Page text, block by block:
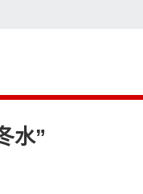
搜索
搜索
水”